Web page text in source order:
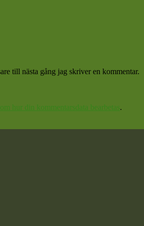
till nästa gång jag skriver en kommentar.
hur din kommentarsdata bearbetas.